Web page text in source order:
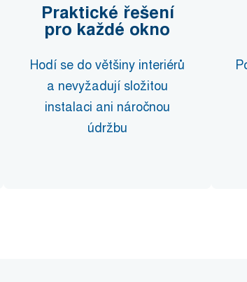
Praktické řešení
pro každé okno
Hodí se do většiny interiérů
a nevyžadují složitou
instalaci ani náročnou
údržbu